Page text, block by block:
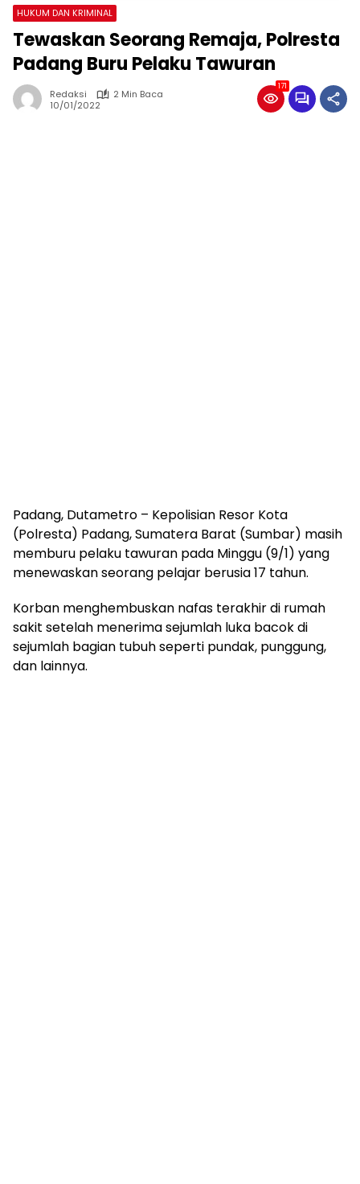
HUKUM DAN KRIMINAL
Tewaskan Seorang Remaja, Polresta
Padang Buru Pelaku Tawuran
Redaksi
2 Min Baca
10/01/2022
171
Padang, Dutametro – Kepolisian Resor Kota
(Polresta) Padang, Sumatera Barat (Sumbar) masih
memburu pelaku tawuran pada Minggu (9/1) yang
menewaskan seorang pelajar berusia 17 tahun.
Korban menghembuskan nafas terakhir di rumah
sakit setelah menerima sejumlah luka bacok di
sejumlah bagian tubuh seperti pundak, punggung,
dan lainnya.